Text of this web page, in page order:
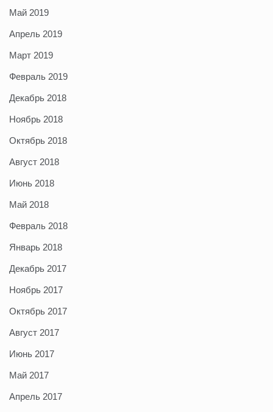
Май 2019
Апрель 2019
Март 2019
Февраль 2019
Декабрь 2018
Ноябрь 2018
Октябрь 2018
Август 2018
Июнь 2018
Май 2018
Февраль 2018
Январь 2018
Декабрь 2017
Ноябрь 2017
Октябрь 2017
Август 2017
Июнь 2017
Май 2017
Апрель 2017